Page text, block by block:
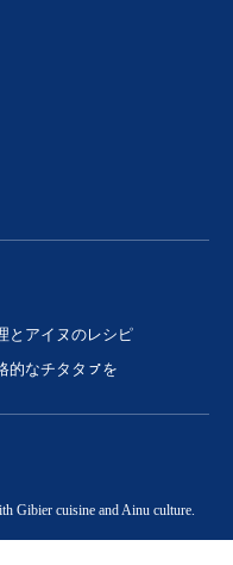
とアイヌのレシピ
的なチタタㇷ゚を
Gibier cuisine and Ainu culture.